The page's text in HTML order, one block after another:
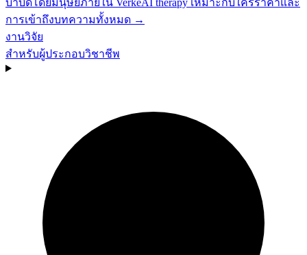
บำบัดโดยมนุษย์ภายใน VerkeAI therapy เหมาะกับใครราคาและ
การเข้าถึงบทความทั้งหมด →
งานวิจัย
สำหรับผู้ประกอบวิชาชีพ